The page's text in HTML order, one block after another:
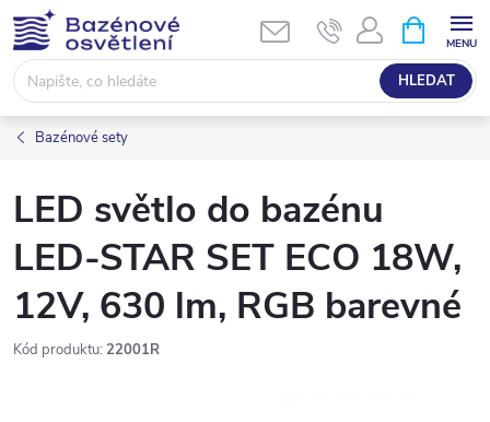
Přejít
na
obsah
HLEDAT
NÁKUPNÍ
KOŠÍK
Bazénové sety
LED světlo do bazénu
LED-STAR SET ECO 18W,
12V, 630 lm, RGB barevné
Kód produktu: 22001R